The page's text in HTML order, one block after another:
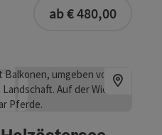
ab € 480,00